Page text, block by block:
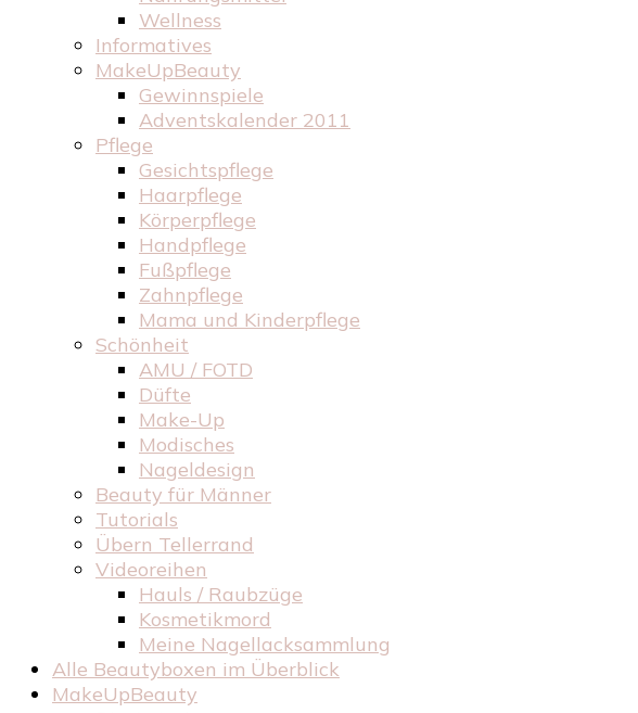
Wellness
Informatives
MakeUpBeauty
Gewinnspiele
Adventskalender 2011
Pflege
Gesichtspflege
Haarpflege
Körperpflege
Handpflege
Fußpflege
Zahnpflege
Mama und Kinderpflege
Schönheit
AMU / FOTD
Düfte
Make-Up
Modisches
Nageldesign
Beauty für Männer
Tutorials
Übern Tellerrand
Videoreihen
Hauls / Raubzüge
Kosmetikmord
Meine Nagellacksammlung
Alle Beautyboxen im Überblick
MakeUpBeauty